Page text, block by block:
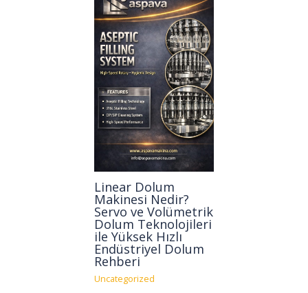
Linear Dolum
Makinesi Nedir?
Servo ve Volümetrik
Dolum Teknolojileri
ile Yüksek Hızlı
Endüstriyel Dolum
Rehberi
Uncategorized